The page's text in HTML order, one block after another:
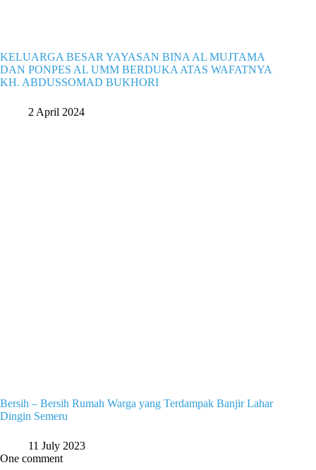
KELUARGA BESAR YAYASAN BINA AL MUJTAMA
DAN PONPES AL UMM BERDUKA ATAS WAFATNYA
KH. ABDUSSOMAD BUKHORI
2 April 2024
Bersih – Bersih Rumah Warga yang Terdampak Banjir Lahar
Dingin Semeru
11 July 2023
One comment